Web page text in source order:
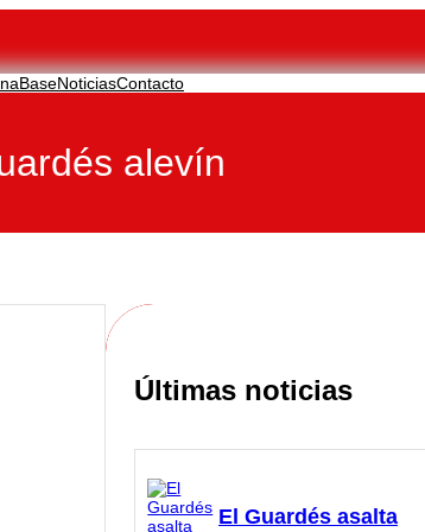
BaseNoticiasContacto
alevín
Últimas noticias
El Guardés asalta